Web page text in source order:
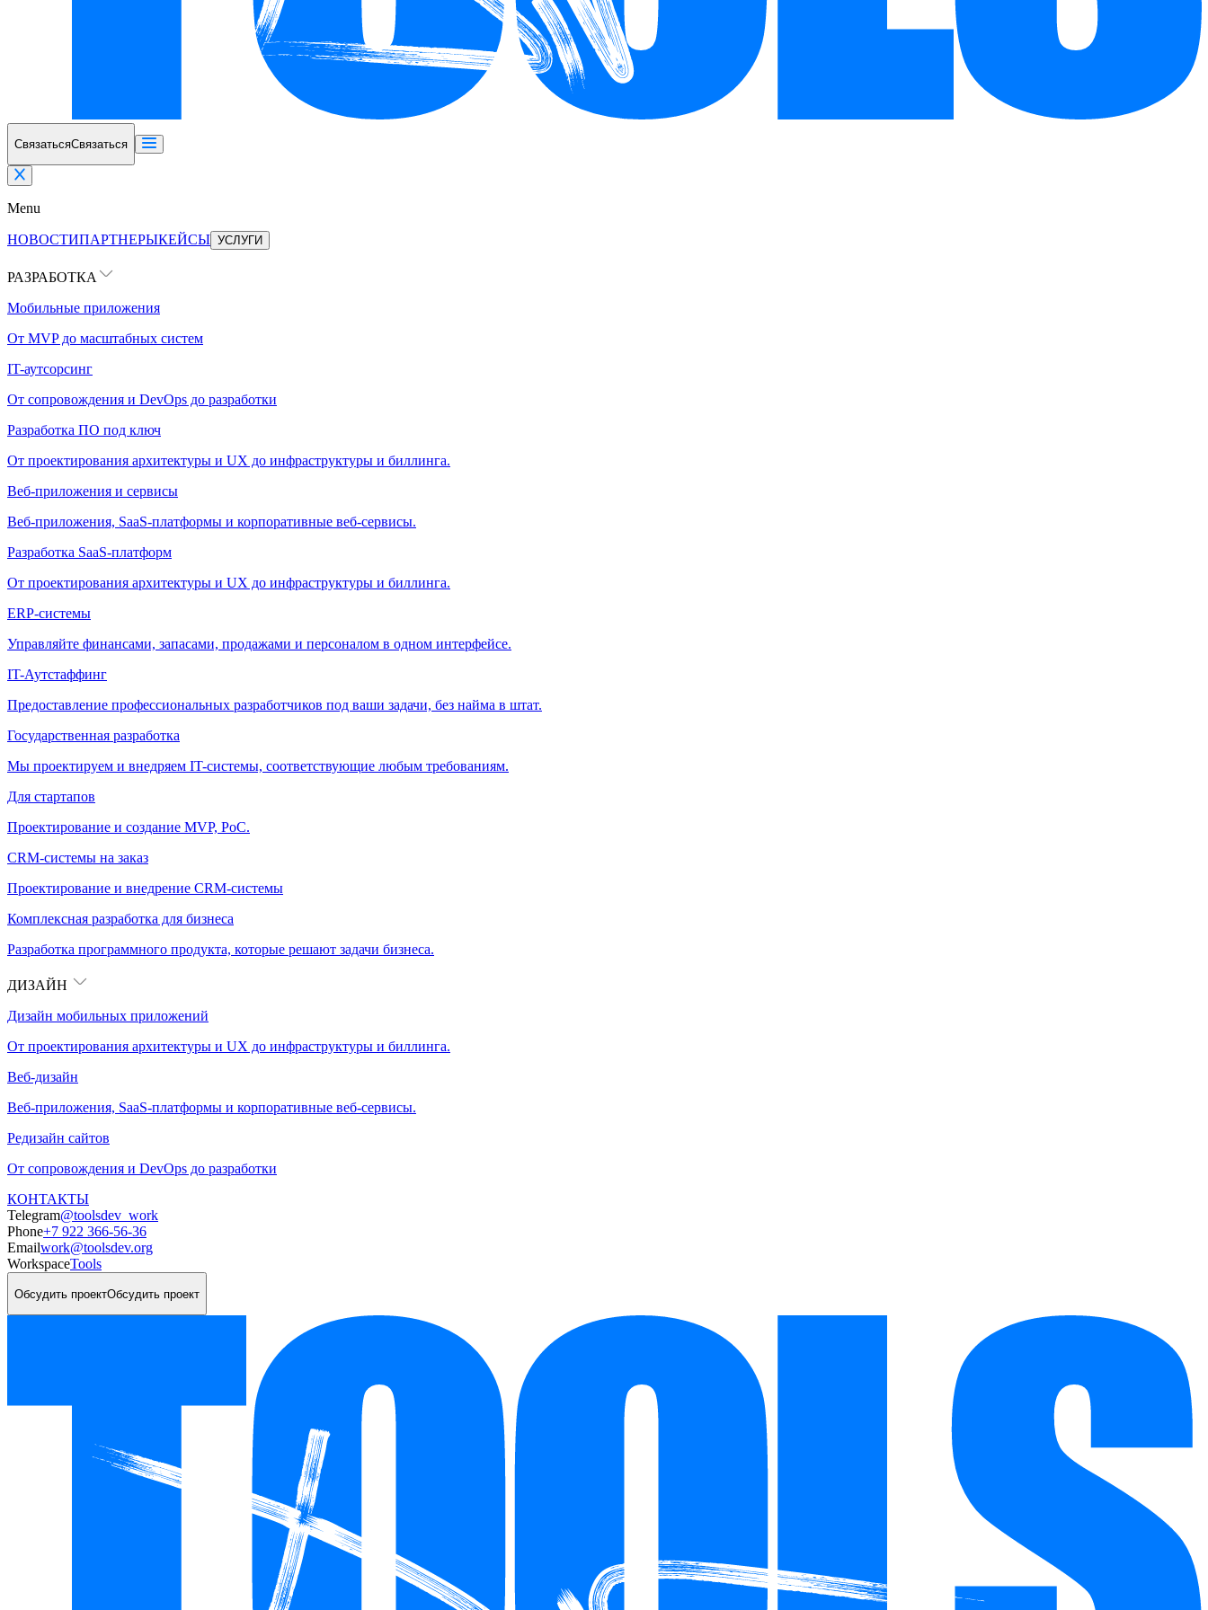
СвязатьсяСвязаться
Menu
НОВОСТИПАРТНЕРЫКЕЙСЫ УСЛУГИ
РАЗРАБОТКА
Мобильные приложения
От MVP до масштабных систем
IT-аутсорсинг
От сопровождения и DevOps до разработки
Разработка ПО под ключ
От проектирования архитектуры и UX до инфраструктуры и биллинга.
Веб-приложения и сервисы
Веб-приложения, SaaS-платформы и корпоративные веб-сервисы.
Разработка SaaS-платформ
От проектирования архитектуры и UX до инфраструктуры и биллинга.
ERP-системы
Управляйте финансами, запасами, продажами и персоналом в одном интерфейсе.
IT-Аутстаффинг
Предоставление профессиональных разработчиков под ваши задачи, без найма в штат.
Государственная разработка
Мы проектируем и внедряем IT-системы, соответствующие любым требованиям.
Для стартапов
Проектирование и создание MVP, PoC.
CRM-системы на заказ
Проектирование и внедрение CRM-системы
Комплексная разработка для бизнеса
Разработка программного продукта, которые решают задачи бизнеса.
ДИЗАЙН
Дизайн мобильных приложений
От проектирования архитектуры и UX до инфраструктуры и биллинга.
Веб-дизайн
Веб-приложения, SaaS-платформы и корпоративные веб-сервисы.
Редизайн сайтов
От сопровождения и DevOps до разработки
КОНТАКТЫ
Telegram@toolsdev_work
Phone+7 922 366-56-36
Emailwork@toolsdev.org
WorkspaceTools
Обсудить проектОбсудить проект